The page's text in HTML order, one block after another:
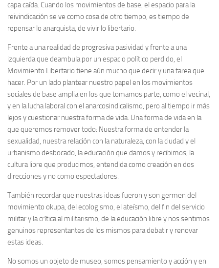
capa caída. Cuando los movimientos de base, el espacio para la
reivindicación se ve como cosa de otro tiempo, es tiempo de
repensar lo anarquista, de vivir lo libertario.
Frente a una realidad de progresiva pasividad y frente a una
izquierda que deambula por un espacio político perdido, el
Movimiento Libertario tiene aún mucho que decir y una tarea que
hacer. Por un lado plantear nuestro papel en los movimientos
sociales de base amplia en los que tomamos parte, como el vecinal,
y en la lucha laboral con el anarcosindicalismo, pero al tiempo ir más
lejos y cuestionar nuestra forma de vida. Una forma de vida en la
que queremos remover todo: Nuestra forma de entender la
sexualidad, nuestra relación con la naturaleza, con la ciudad y el
urbanismo desbocado, la educación que damos y recibimos, la
cultura libre que producimos, entendida como creación en dos
direcciones y no como espectadores.
También recordar que nuestras ideas fueron y son germen del
movimiento okupa, del ecologismo, el ateísmo, del fin del servicio
militar y la crítica al militarismo, de la educación libre y nos sentimos
genuinos representantes de los mismos para debatir y renovar
estas ideas.
No somos un objeto de museo, somos pensamiento y acción y en